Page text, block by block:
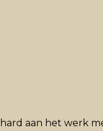
aan het werk